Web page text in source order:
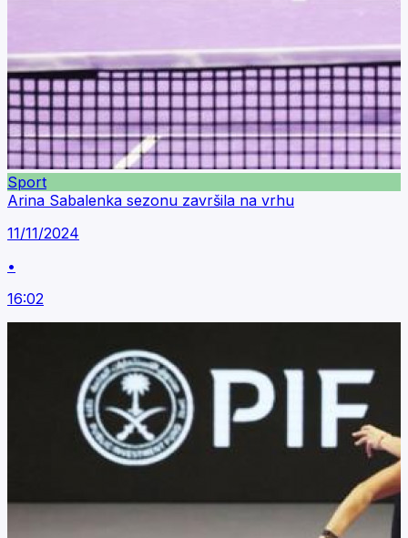
Sport
Arina Sabalenka sezonu završila na vrhu
11/11/2024
•
16:02